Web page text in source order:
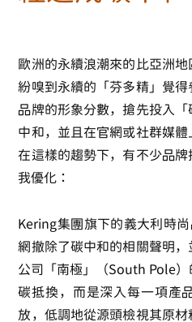
歐洲的永續浪潮來的比亞洲
紛嗅到永續的「芬多精」覺
品牌的形象分數，搶先投入
中和，並且在官網或社群媒體
在這樣的趨勢下，有不少品
我優化：
Kering集團旗下的義大利時
網撤除了碳中和的相關聲明
公司「南極」（South Pole
碳抵換，而是深入每一項產
放，低調地從源頭檢視其原材